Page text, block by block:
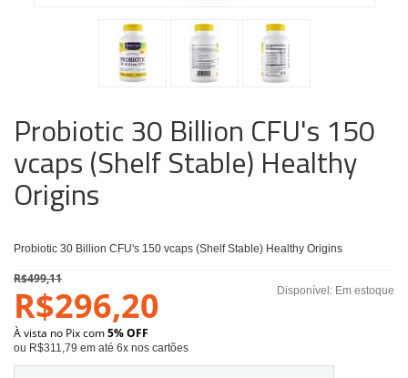
Probiotic 30 Billion CFU's 150
vcaps (Shelf Stable) Healthy
Origins
Probiotic 30 Billion CFU's 150 vcaps (Shelf Stable) Healthy Origins
Disponível: Em estoque
R$499,11
R$296,20
À vista no Pix com5% OFF
ou R$311,79 em até 6x nos cartões